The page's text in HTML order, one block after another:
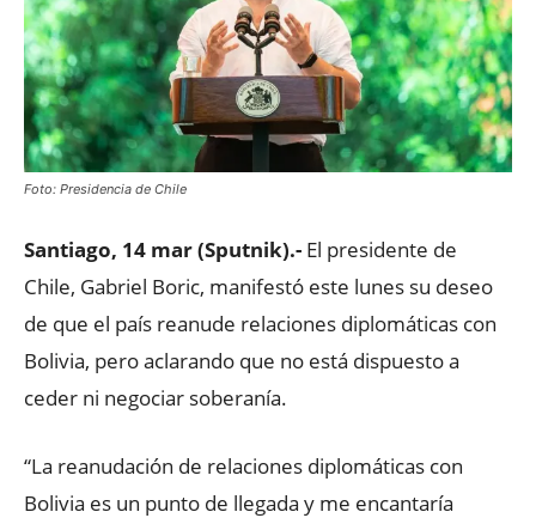
Foto: Presidencia de Chile
Santiago, 14 mar (Sputnik).- El presidente de
Chile, Gabriel Boric, manifestó este lunes su deseo
de que el país reanude relaciones diplomáticas con
Bolivia, pero aclarando que no está dispuesto a
ceder ni negociar soberanía.
“La reanudación de relaciones diplomáticas con
Bolivia es un punto de llegada y me encantaría